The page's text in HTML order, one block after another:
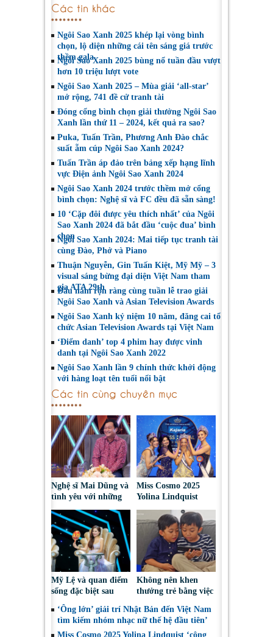
Các tin khác
Ngôi Sao Xanh 2025 khép lại vòng bình
chọn, lộ diện những cái tên sáng giá trước
thềm gala
Ngôi Sao Xanh 2025 bùng nổ tuần đầu vượt
hơn 10 triệu lượt vote
Ngôi Sao Xanh 2025 – Mùa giải ‘all-star’
mở rộng, 741 đề cử tranh tài
Đóng cổng bình chọn giải thưởng Ngôi Sao
Xanh lần thứ 11 – 2024, kết quả ra sao?
Puka, Tuấn Trần, Phương Anh Đào chắc
suất ẵm cúp Ngôi Sao Xanh 2024?
Tuấn Trần áp đảo trên bảng xếp hạng lĩnh
vực Điện ảnh Ngôi Sao Xanh 2024
Ngôi Sao Xanh 2024 trước thềm mở cổng
bình chọn: Nghệ sĩ và FC đều đã sẵn sàng!
10 ‘Cặp đôi được yêu thích nhất’ của Ngôi
Sao Xanh 2024 đã bắt đầu ‘cuộc đua’ bình
chọn
Ngôi Sao Xanh 2024: Mai tiếp tục tranh tài
cùng Đào, Phở và Piano
Thuận Nguyễn, Gin Tuấn Kiệt, Mỹ Mỹ – 3
visual sáng bừng đại diện Việt Nam tham
gia ATA 29th
Đầu năm rộn ràng cùng tuần lễ trao giải
Ngôi Sao Xanh và Asian Television Awards
Ngôi Sao Xanh kỷ niệm 10 năm, đăng cai tổ
chức Asian Television Awards tại Việt Nam
‘Điểm danh’ top 4 phim hay được vinh
danh tại Ngôi Sao Xanh 2022
Ngôi Sao Xanh lần 9 chính thức khởi động
với hàng loạt tên tuổi nổi bật
Các tin cùng chuyên mục
Nghệ sĩ Mai Dũng và
tình yêu với những
“vai ác dễ thương”
Miss Cosmo 2025
Yolina Lindquist
‘công du’ Nepal, tìm
đại diện mới tranh
tài Miss Cosmo 2026
Mỹ Lệ và quan điểm
sống đặc biệt sau
nhiều năm làm nghề
Không nên khen
thưởng trẻ bằng việc
thoại
‘Ông lớn’ giải trí Nhật Bản đến Việt Nam
tìm kiếm nhóm nhạc nữ thế hệ đầu tiên’
Miss Cosmo 2025 Yolina Lindquist ‘công